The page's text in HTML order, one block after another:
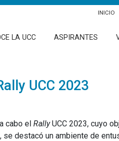
INICIO
LA UCC ASPIRANTES
UCC 2023
cabo el RallyUCC 2023, cuyo
destacó un ambiente de